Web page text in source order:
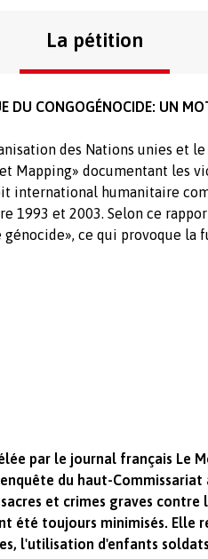
La pétition
DU CONGOGÉNOCIDE: UN
des Nations unies et le
Mapping» documentant les
international humanitaire
1993 et 2003. Selon ce
ce qui provoque la
par le journal français Le
du haut-Commissariat
et crimes graves
été toujours minimisés. Elle
l'utilisation d'enfants